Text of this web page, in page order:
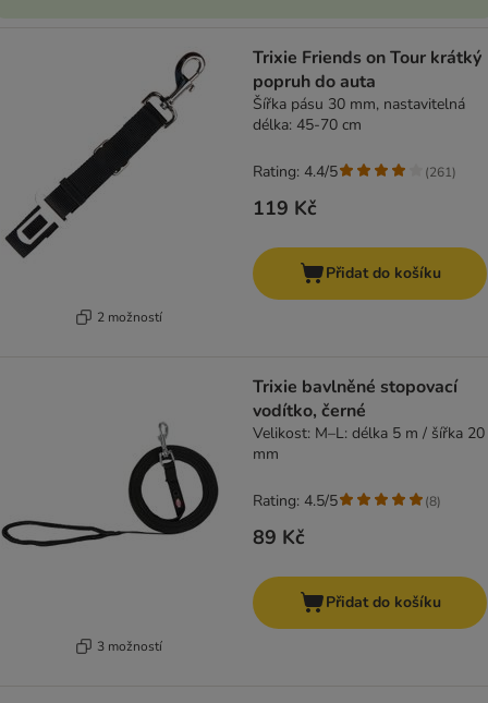
2 možností
Trixie Friends on Tour krátký
popruh do auta
Šířka pásu 30 mm, nastavitelná
délka: 45-70 cm
119 Kč
Rating: 4.4/5 (261)
Přidat do košíku
3 možností
Trixie bavlněné stopovací
vodítko, černé
Velikost: M–L: délka 5 m / šířka 20
mm
89 Kč
Rating: 4.5/5 (8)
Přidat do košíku